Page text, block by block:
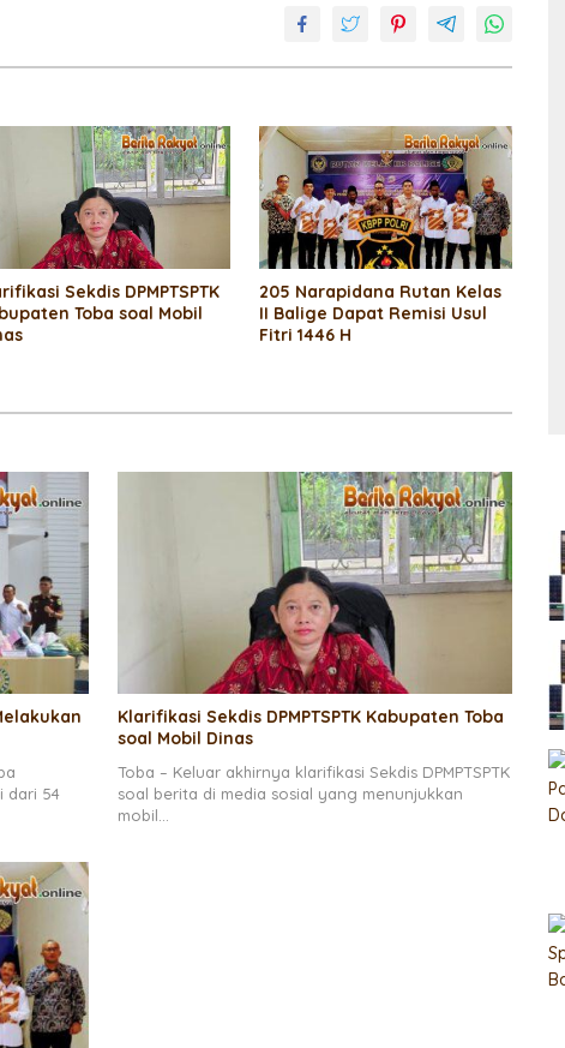
Sekdis DPMPTSPTK
Toba soal Mobil
205 Narapidana Rutan Kelas
II Balige Dapat Remisi Usul
Fitri 1446 H
dari 54
Klarifikasi Sekdis DPMPTSPTK Kabupaten Toba
soal Mobil Dinas
Toba – Keluar akhirnya klarifikasi Sekdis DPMPTSPTK
soal berita di media sosial yang menunjukkan
mobil…